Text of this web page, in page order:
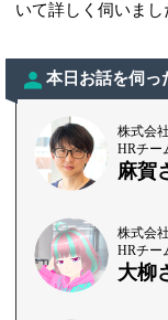
いて詳しく伺いまし
本日お話を伺っ
株式会
HRチー
麻賀
株式会
HRチー
大柳